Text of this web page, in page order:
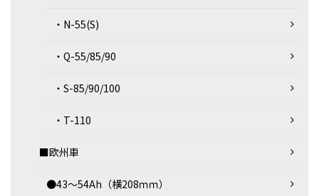
・N-55(S)
・Q-55/85/90
・S-85/90/100
・T-110
■欧州車
●43～54Ah（横208ｍｍ）